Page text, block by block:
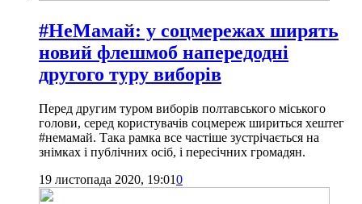
#НеМамай: у соцмережах ширять
новий флешмоб напередодні
другого туру виборів
Перед другим туром виборів полтавського міського
голови, серед користувачів соцмереж шириться хештег
#немамай. Така рамка все частіше зустрічається на
знімках і публічних осіб, і пересічних громадян.
19 листопада 2020, 19:010